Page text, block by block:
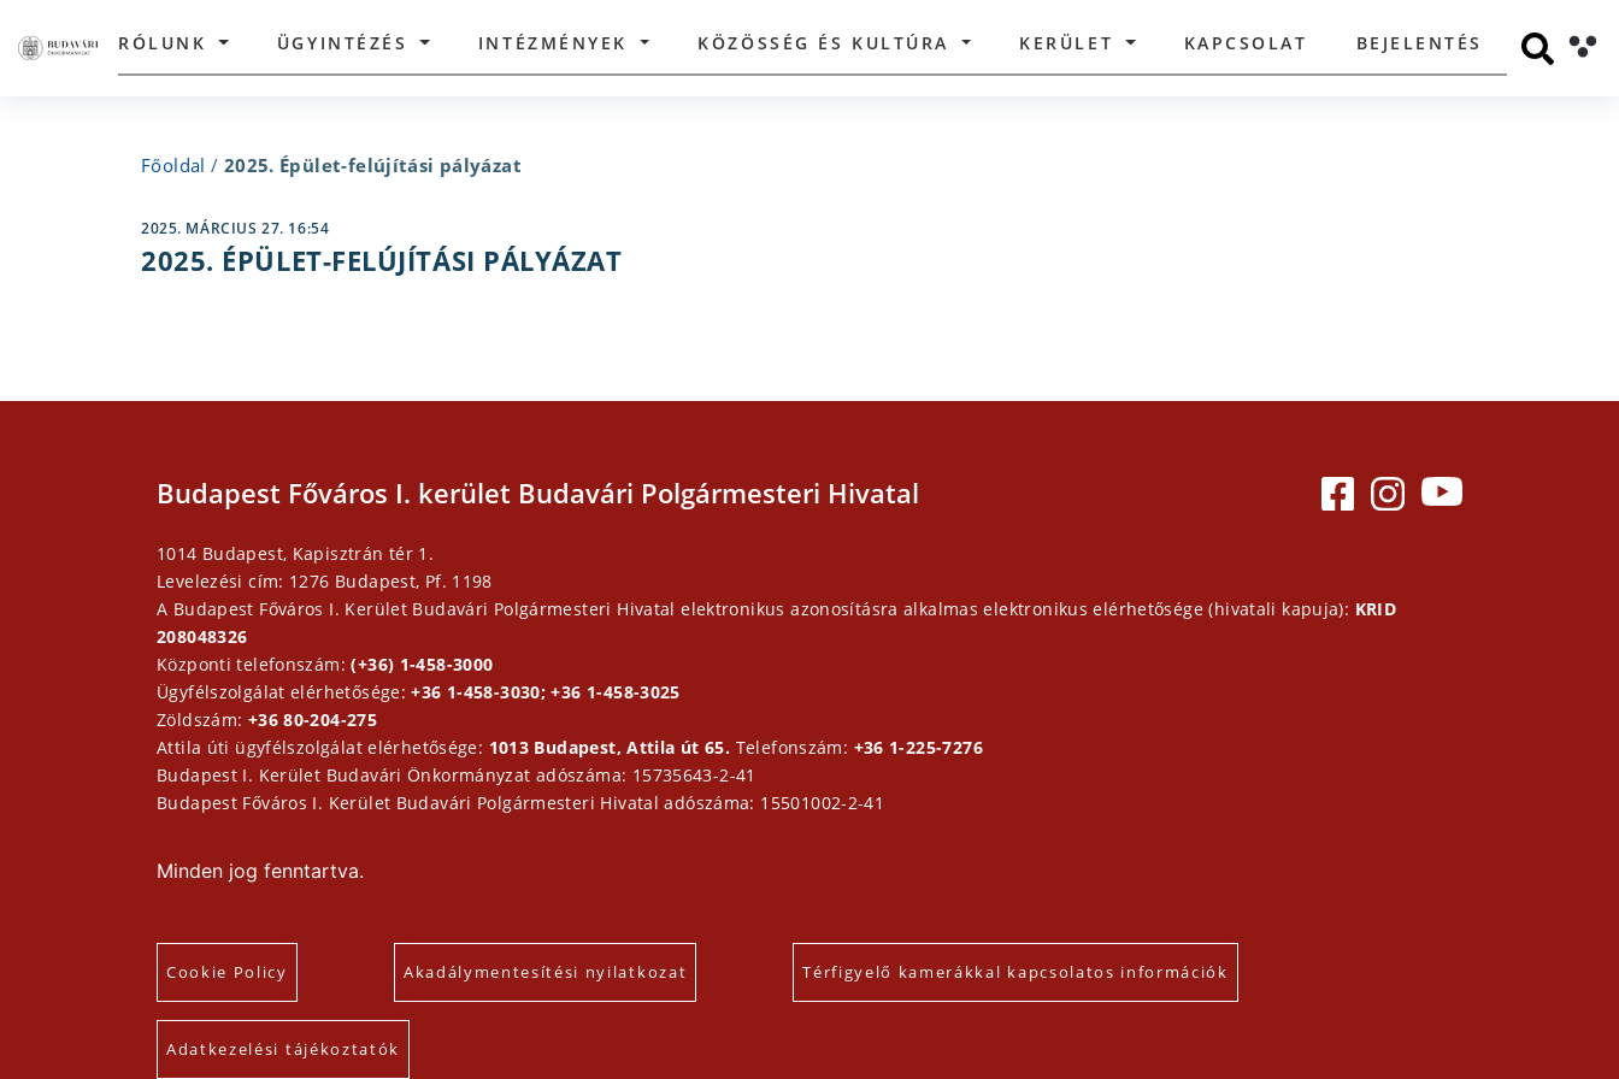
RÓLUNK ÜGYINTÉZÉS INTÉZMÉNYEK KÖZÖSSÉG ÉS KULTÚRA KERÜLET KAPCSOLAT BEJELENTÉS
Főoldal / 2025. Épület-felújítási pályázat
2025. MÁRCIUS 27. 16:54
2025. ÉPÜLET-FELÚJÍTÁSI PÁLYÁZAT
Budapest Főváros I. kerület Budavári Polgármesteri Hivatal
1014 Budapest, Kapisztrán tér 1.
Levelezési cím: 1276 Budapest, Pf. 1198
A Budapest Főváros I. Kerület Budavári Polgármesteri Hivatal elektronikus azonosításra alkalmas elektronikus elérhetősége (hivatali kapuja): KRID
208048326
Központi telefonszám:(+36) 1-458-3000
Ügyfélszolgálat elérhetősége:+36 1-458-3030; +36 1-458-3025
Zöldszám: +36 80-204-275
Attila úti ügyfélszolgálat elérhetősége: 1013 Budapest, Attila út 65. Telefonszám: +36 1-225-7276
Budapest I. Kerület Budavári Önkormányzat adószáma: 15735643-2-41
Budapest Főváros I. Kerület Budavári Polgármesteri Hivatal adószáma: 15501002-2-41
Minden jog fenntartva.
Cookie Policy Akadálymentesítési nyilatkozat Térfigyelő kamerákkal kapcsolatos információk
Adatkezelési tájékoztatók